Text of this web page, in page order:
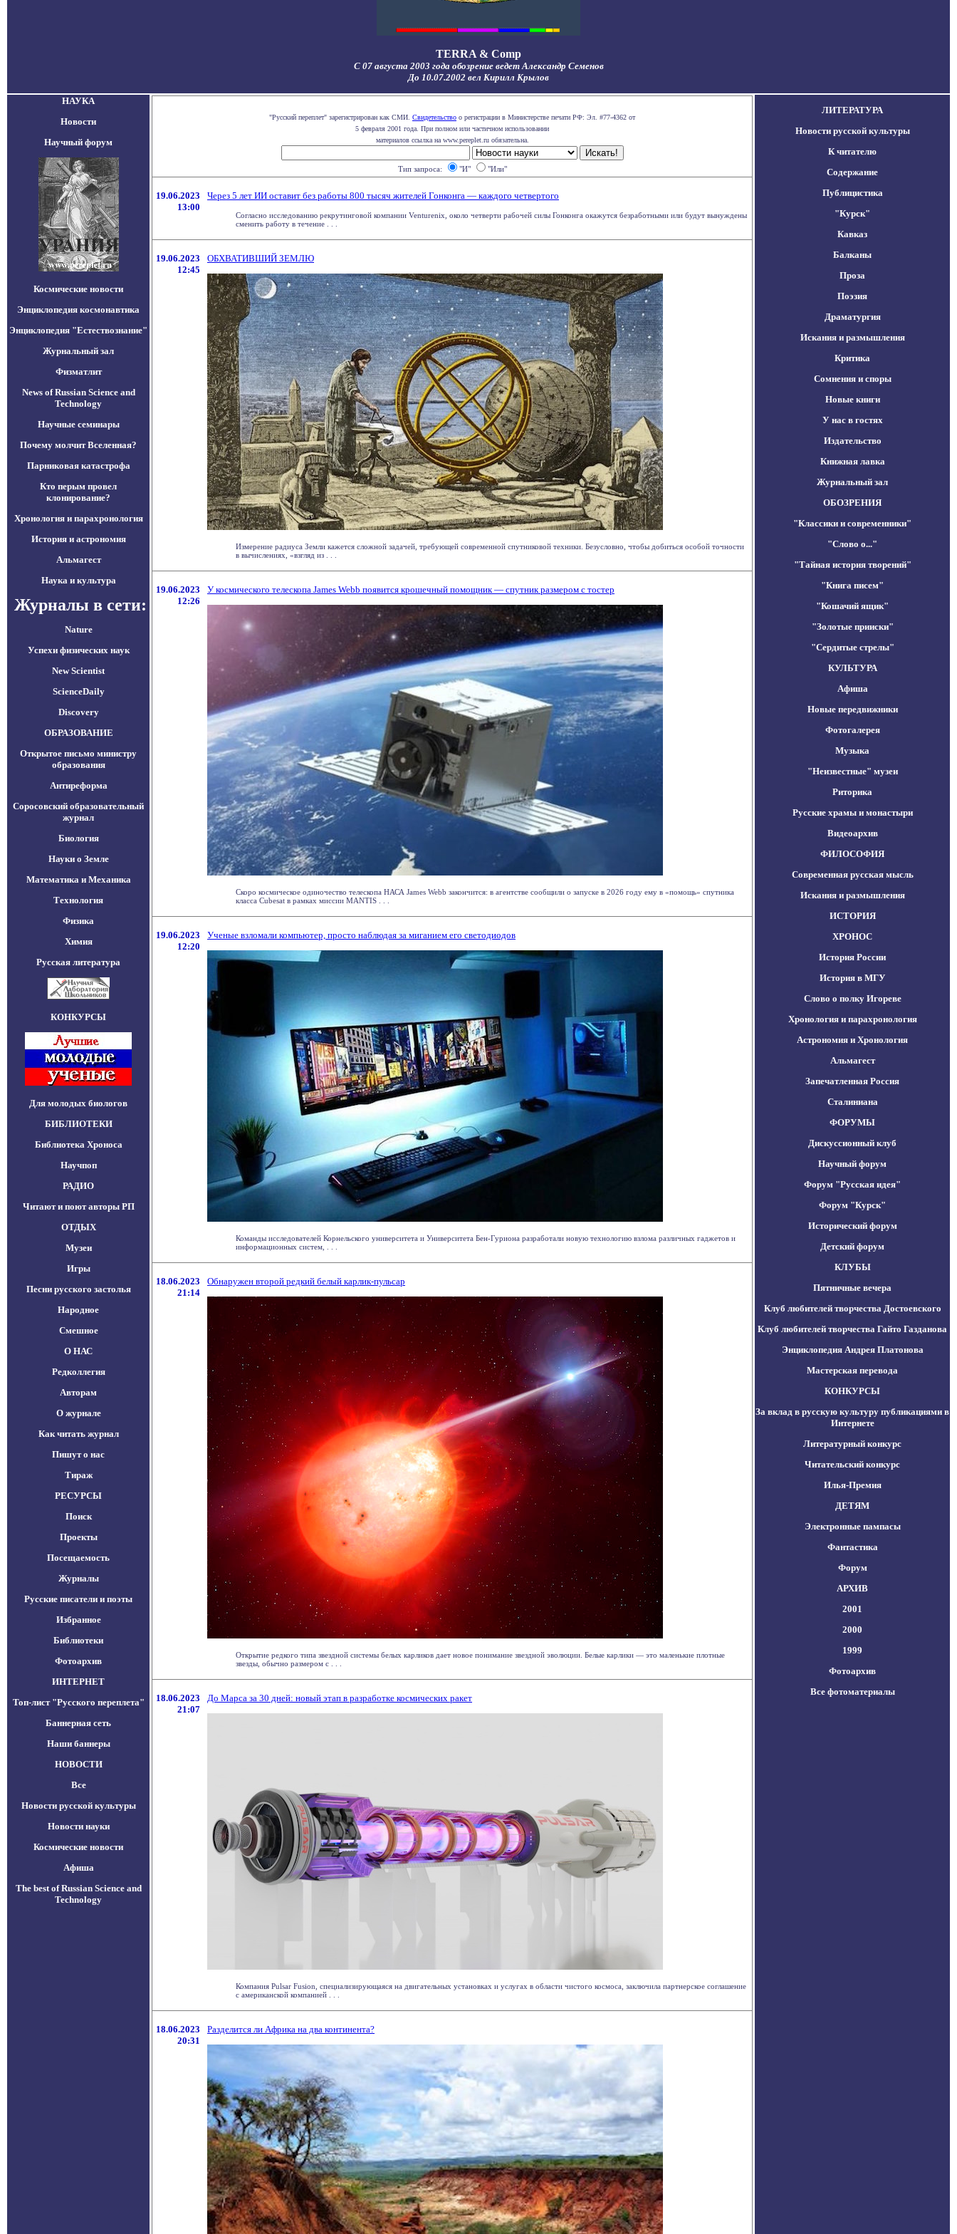
TERRA & Comp
С 07 августа 2003 года обозрение ведет Александр Семенов
До 10.07.2002 вел Кирилл Крылов
НАУКА
Новости
Научный форум
Космические новости
Энциклопедия космонавтика
Энциклопедия "Естествознание"
Журнальный зал
Физматлит
News of Russian Science and
Technology
Научные семинары
Почему молчит Вселенная?
Парниковая катастрофа
Кто перым провел
клонирование?
Хронология и парахронология
История и астрономия
Альмагест
Наука и культура
Журналы в сети:
Nature
Успехи физических наук
New Scientist
ScienceDaily
Discovery
ОБРАЗОВАНИЕ
Открытое письмо министру
образования
Антиреформа
Соросовский образовательный
журнал
Биология
Науки о Земле
Математика и Механика
Технология
Физика
Химия
Русская литература
КОНКУРСЫ
Для молодых биологов
БИБЛИОТЕКИ
Библиотека Хроноса
Научпоп
РАДИО
Читают и поют авторы РП
ОТДЫХ
Музеи
Игры
Песни русского застолья
Народное
Смешное
О НАС
Редколлегия
Авторам
О журнале
Как читать журнал
Пишут о нас
Тираж
РЕСУРСЫ
Поиск
Проекты
Посещаемость
Журналы
Русские писатели и поэты
Избранное
Библиотеки
Фотоархив
ИНТЕРНЕТ
Топ-лист "Русского переплета"
Баннерная сеть
Наши баннеры
НОВОСТИ
Все
Новости русской культуры
Новости науки
Космические новости
Афиша
The best of Russian Science and
Technology
"Русский переплет" зарегистрирован как СМИ. Свидетельство о регистрации в Министерстве печати РФ: Эл. #77-4362 от
5 февраля 2001 года. При полном или частичном использовании
материалов ссылка на www.pereplet.ru обязательна.
Тип запроса: "И" "Или"
19.06.2023
13:00
Через 5 лет ИИ оставит без работы 800 тысяч жителей Гонконга — каждого четвертого
Согласно исследованию рекрутинговой компании Venturenix, около четверти рабочей силы Гонконга окажутся безработными или будут вынуждены
сменить работу в течение . . .
19.06.2023
12:45
ОБХВАТИВШИЙ ЗЕМЛЮ
Измерение радиуса Земли кажется сложной задачей, требующей современной спутниковой техники. Безусловно, чтобы добиться особой точности
в вычислениях, «взгляд из . . .
19.06.2023
12:26
У космического телескопа James Webb появится крошечный помощник — спутник размером с тостер
Скоро космическое одиночество телескопа НАСА James Webb закончится: в агентстве сообщили о запуске в 2026 году ему в «помощь» спутника
класса Сubesat в рамках миссии MANTIS . . .
19.06.2023
12:20
Ученые взломали компьютер, просто наблюдая за миганием его светодиодов
Команды исследователей Корнельского университета и Университета Бен-Гуриона разработали новую технологию взлома различных гаджетов и
информационных систем, . . .
18.06.2023
21:14
Обнаружен второй редкий белый карлик-пульсар
Открытие редкого типа звездной системы белых карликов дает новое понимание звездной эволюции. Белые карлики — это маленькие плотные
звезды, обычно размером с . . .
18.06.2023
21:07
До Марса за 30 дней: новый этап в разработке космических ракет
Компания Pulsar Fusion, специализирующаяся на двигательных установках и услугах в области чистого космоса, заключила партнерское соглашение
с американской компанией . . .
18.06.2023
20:31
Разделится ли Африка на два континента?
ЛИТЕРАТУРА
Новости русской культуры
К читателю
Содержание
Публицистика
"Курск"
Кавказ
Балканы
Проза
Поэзия
Драматургия
Искания и размышления
Критика
Сомнения и споры
Новые книги
У нас в гостях
Издательство
Книжная лавка
Журнальный зал
ОБОЗРЕНИЯ
"Классики и современники"
"Слово о..."
"Тайная история творений"
"Книга писем"
"Кошачий ящик"
"Золотые прииски"
"Сердитые стрелы"
КУЛЬТУРА
Афиша
Новые передвижники
Фотогалерея
Музыка
"Неизвестные" музеи
Риторика
Русские храмы и монастыри
Видеоархив
ФИЛОСОФИЯ
Современная русская мысль
Искания и размышления
ИСТОРИЯ
ХРОНОС
История России
История в МГУ
Слово о полку Игореве
Хронология и парахронология
Астрономия и Хронология
Альмагест
Запечатленная Россия
Сталиниана
ФОРУМЫ
Дискуссионный клуб
Научный форум
Форум "Русская идея"
Форум "Курск"
Исторический форум
Детский форум
КЛУБЫ
Пятничные вечера
Клуб любителей творчества Достоевского
Клуб любителей творчества Гайто Газданова
Энциклопедия Андрея Платонова
Мастерская перевода
КОНКУРСЫ
За вклад в русскую культуру публикациями в
Интернете
Литературный конкурс
Читательский конкурс
Илья-Премия
ДЕТЯМ
Электронные пампасы
Фантастика
Форум
АРХИВ
2001
2000
1999
Фотоархив
Все фотоматериалы